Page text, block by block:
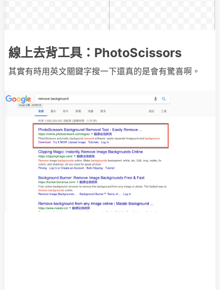
線上去背工具：PhotoScissors
其實有時用英文關鍵字搜一下還真的是會有驚喜啊。